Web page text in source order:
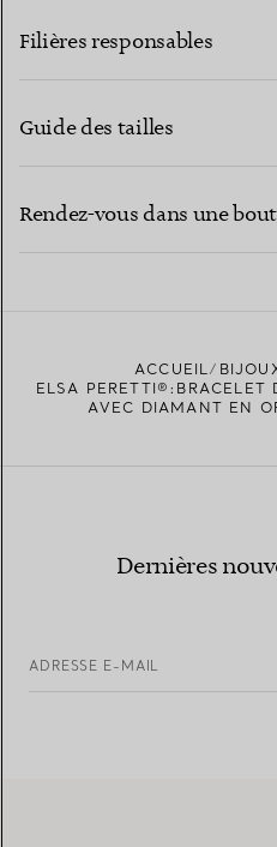
Filières responsables
Guide des tailles
Rendez-vous dans une
TROUVEZ LA BOUTIQUE LA PLUS
ACCUEIL
ELSA PERETTI®:BRACELET
AVEC DIAMANT EN
Dernières
ADRESSE E-MAIL